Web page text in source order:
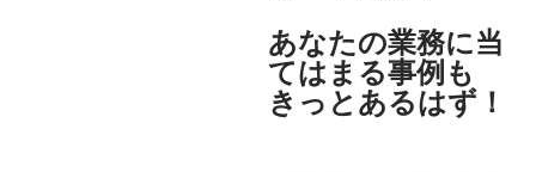
あなたの業務に当
てはまる事例も
きっとあるはず！